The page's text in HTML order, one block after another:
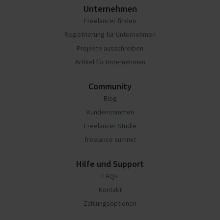
Unternehmen
Freelancer finden
Registrierung für Unternehmen
Projekte ausschreiben
Artikel für Unternehmen
Community
Blog
Kundenstimmen
Freelancer Studie
freelance summit
Hilfe und Support
FAQs
Kontakt
Zahlungsoptionen